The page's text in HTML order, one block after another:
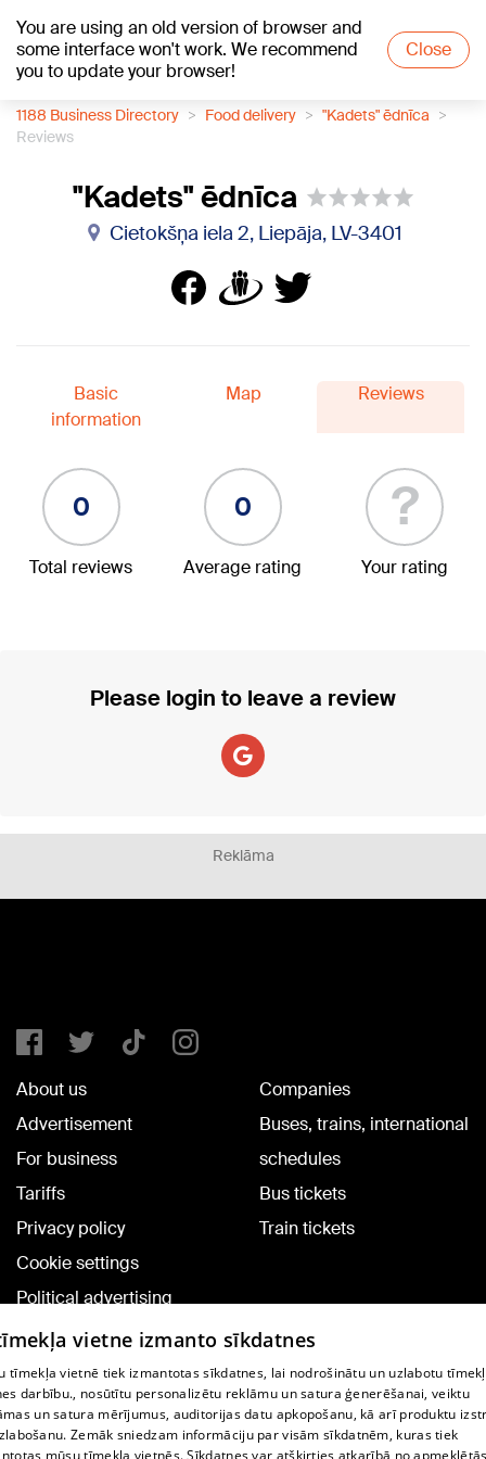
You are using an old version of browser and
some interface won't work. We recommend
you to update your browser!
Close
+24°C
1188 Business Directory Food delivery
"Kadets" ēdnīca
Reviews
"Kadets" ēdnīca
Cietokšņa iela 2, Liepāja, LV-3401
Basic
information
Map Reviews
0
Total reviews
0
Average rating
?
Your rating
Please login to leave a review
Reklāma
About us
Advertisement
For business
Tariffs
Privacy policy
Cookie settings
Political advertising
Cookie policy
Commenting terms
Companies
Buses, trains, international
schedules
Bus tickets
Train tickets
TV program
Contract rules
vietne izmanto sīkdatnes
tīmekļa vietnē tiek izmantotas sīkdatnes, lai nodrošinātu un uzlabotu
darbību., nosūtītu personalizētu reklāmu un satura ģenerēšanai, veiktu
un satura mērījumus, auditorijas datu apkopošanu, kā arī produktu
Zemāk sniedzam informāciju par visām sīkdatnēm, kuras tiek
mūsu tīmekļa vietnēs. Sīkdatnes var atšķirties atkarībā no